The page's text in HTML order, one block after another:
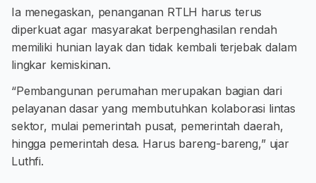
Ia menegaskan, penanganan RTLH harus terus
diperkuat agar masyarakat berpenghasilan rendah
memiliki hunian layak dan tidak kembali terjebak dalam
lingkar kemiskinan.
“Pembangunan perumahan merupakan bagian dari
pelayanan dasar yang membutuhkan kolaborasi lintas
sektor, mulai pemerintah pusat, pemerintah daerah,
hingga pemerintah desa. Harus bareng-bareng,” ujar
Luthfi.